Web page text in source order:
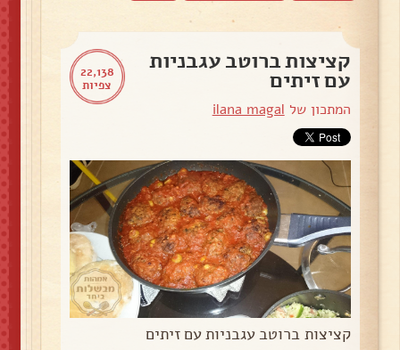
22,138
צפיות
קציצות ברוטב עגבניות
עם זיתים
המתכון של ilana magal
קציצות ברוטב עגבניות עם זיתים